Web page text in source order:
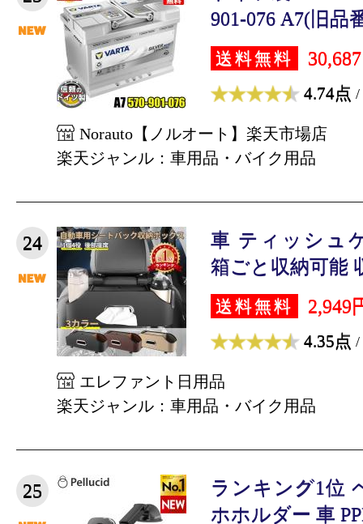
901-076 A7(旧品
送料無料
4.74点 /
Norauto【ノルオート】楽天市場店
楽天ジャンル：車用品・バイク用品
24
車 ティッシュ
箱ごと収納可能
送料無料 2,949
4.35点 /
エレファント日用品
楽天ジャンル：車用品・バイク用品
25
ランキング1位
ホホルダー 車